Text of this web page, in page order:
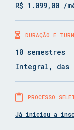
R$ 1.099,00 /
DURAÇÃO E
10 semestres
Integral, das
PROCESSO
Já iniciou a